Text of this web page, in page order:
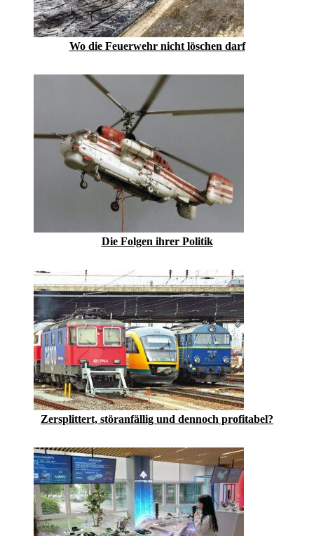
Wo die Feuerwehr nicht löschen darf
Die Folgen ihrer Politik
Zersplittert, störanfällig und dennoch profitabel?